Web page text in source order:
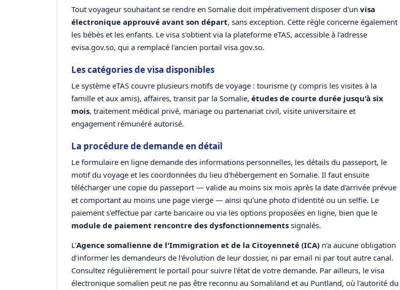
Tout voyageur souhaitant se rendre en Somalie doit impérativement disposer d'un visa
électronique approuvé avant son départ, sans exception. Cette règle concerne également
les bébés et les enfants. Le visa s'obtient via la plateforme eTAS, accessible à l'adresse
evisa.gov.so, qui a remplacé l'ancien portail visa.gov.so.
Les catégories de visa disponibles
Le système eTAS couvre plusieurs motifs de voyage : tourisme (y compris les visites à la
famille et aux amis), affaires, transit par la Somalie, études de courte durée jusqu'à six
mois, traitement médical privé, mariage ou partenariat civil, visite universitaire et
engagement rémunéré autorisé.
La procédure de demande en détail
Le formulaire en ligne demande des informations personnelles, les détails du passeport, le
motif du voyage et les coordonnées du lieu d'hébergement en Somalie. Il faut ensuite
télécharger une copie du passeport — valide au moins six mois après la date d'arrivée prévue
et comportant au moins une page vierge — ainsi qu'une photo d'identité ou un selfie. Le
paiement s'effectue par carte bancaire ou via les options proposées en ligne, bien que le
module de paiement rencontre des dysfonctionnements signalés.
L'Agence somalienne de l'Immigration et de la Citoyenneté (ICA) n'a aucune obligation
d'informer les demandeurs de l'évolution de leur dossier, ni par email ni par tout autre canal.
Consultez régulièrement le portail pour suivre l'état de votre demande. Par ailleurs, le visa
électronique somalien peut ne pas être reconnu au Somaliland et au Puntland, où l'autorité du